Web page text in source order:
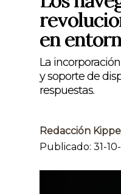
en
La
y soporte de
respuestas.
Redacción
Publicado: 31-